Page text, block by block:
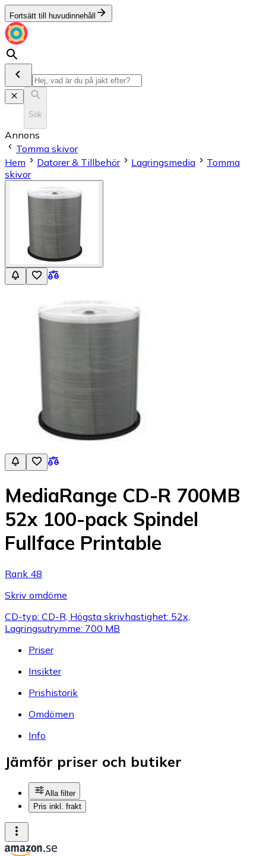
Fortsätt till huvudinnehåll
Sök
Annons
Tomma skivor
Hem
Datorer & Tillbehör Lagringsmedia
Tomma
skivor
MediaRange CD-R 700MB
52x 100-pack Spindel
Fullface Printable
Rank 48
Skriv omdöme
CD-typ: CD-R, Högsta skrivhastighet: 52x,
Lagringsutrymme: 700 MB
Priser
Insikter
Prishistorik
Omdömen
Info
Jämför priser och butiker
Alla filter
Pris inkl. frakt